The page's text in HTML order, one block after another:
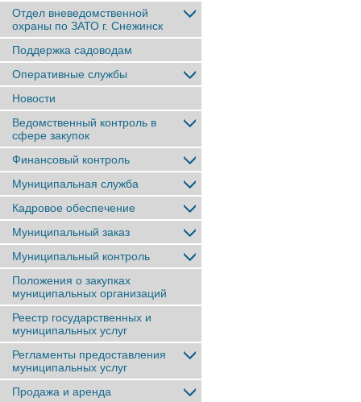
Отдел вневедомственной
охраны по ЗАТО г. Снежинск
Поддержка садоводам
Оперативные службы
Новости
Ведомственный контроль в
сфере закупок
Финансовый контроль
Муниципальная служба
Кадровое обеспечение
Муниципальный заказ
Муниципальный контроль
Положения о закупках
муниципальных организаций
Реестр государственных и
муниципальных услуг
Регламенты предоставления
муниципальных услуг
Продажа и аренда